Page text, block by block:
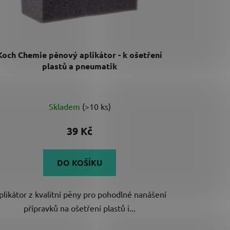
k
t
Chemie pěnový aplikátor - k ošetření
plastů a pneumatik
hodnocení
produktu
z
hvězdiček.
Skladem (>10 ks)
39 Kč
DO KOŠÍKU
z kvalitní pěny pro pohodlné nanášení
přípravků na ošetření plastů i...